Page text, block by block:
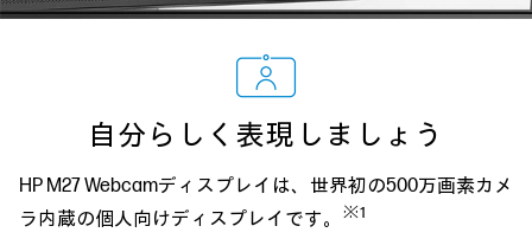
自分らしく表現しましょう
HP M27 Webcamディスプレイは、世界初の500万画素カメ
ラ内蔵の個人向けディスプレイです。
※1